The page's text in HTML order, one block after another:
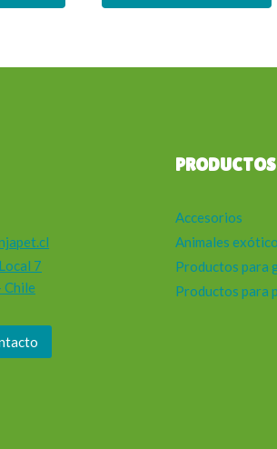
7
Chile
PRODUCTOS
Accesorios
Animales
Productos para
Productos para